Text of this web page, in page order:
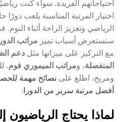
احتياجاتهم الفريدة. سواء كنت
اختيار المرتبة المناسبة يلعب
الرياضي وتعزيز الراحة أثناء
سنستعرض أسباب تميز مراتب الدورا
مع التركيز على ميزاتها مثل دعم
المنفصلة، ومراتب الميموري فوم.
ومريح، اطلع على نصائح مهمة
أفضل مرتبة سرير من الدورا .
لماذا يحتاج الرياضيون